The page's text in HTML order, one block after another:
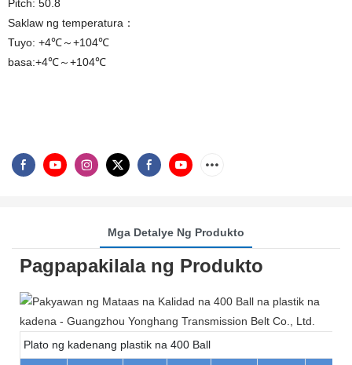
Pitch: 50.8
Saklaw ng temperatura：
Tuyo: +4℃～+104℃
basa:+4℃～+104℃
Mga Detalye Ng Produkto
Pagpapakilala ng Produkto
Plato ng kadenang plastik na 400 Ball